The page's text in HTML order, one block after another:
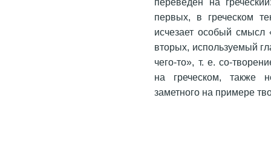
первых, в греческом
исчезает особый
вторых, используемый
чего-то», т. е. со-
на греческом, также
заметного на примере